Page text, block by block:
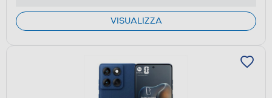
VISUALIZZA